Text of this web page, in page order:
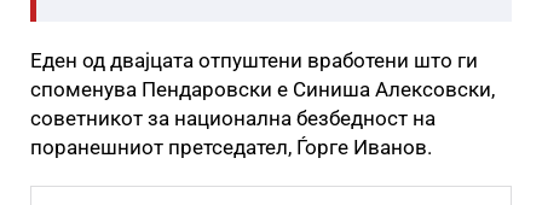
Еден од двајцата отпуштени вработени што ги
споменува Пендаровски е Синиша Алексовски,
советникот за национална безбедност на
поранешниот претседател, Ѓорге Иванов.